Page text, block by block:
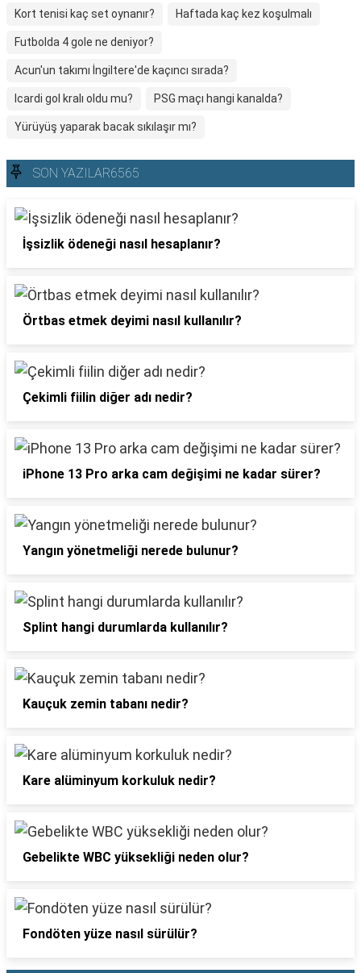
Kort tenisi kaç set oynanır? Haftada kaç kez koşulmalı
Futbolda 4 gole ne deniyor?
Acun'un takımı İngiltere'de kaçıncı sırada?
Icardi gol kralı oldu mu? PSG maçı hangi kanalda?
Yürüyüş yaparak bacak sıkılaşır mı?
SON YAZILAR6565
İşsizlik ödeneği nasıl hesaplanır?
Örtbas etmek deyimi nasıl kullanılır?
Çekimli fiilin diğer adı nedir?
iPhone 13 Pro arka cam değişimi ne kadar sürer?
Yangın yönetmeliği nerede bulunur?
Splint hangi durumlarda kullanılır?
Kauçuk zemin tabanı nedir?
Kare alüminyum korkuluk nedir?
Gebelikte WBC yüksekliği neden olur?
Fondöten yüze nasıl sürülür?